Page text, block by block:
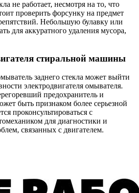
не работает, несмотря на то, что
проверить форсунку на предмет
Небольшую булавку или
для аккуратного удаления мусора,
стиральной машины
заднего стекла может выйти
электродвигателя омывателя.
предохранитель и
быть признаком более серьезной
проконсультироваться с
для диагностики и
связанных с двигателем.